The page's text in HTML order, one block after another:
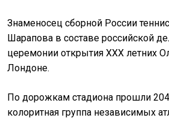
Знаменосец сборной России
Шарапова в составе российской
церемонии открытия ХХХ летних
Лондоне.
По дорожкам стадиона прошли
колоритная группа независимых